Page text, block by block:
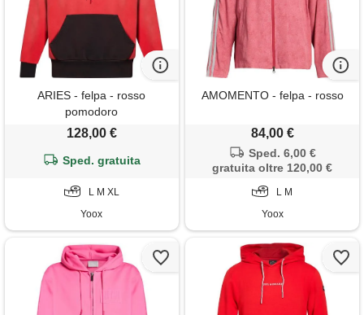
ARIES - felpa - rosso
pomodoro
128,00 €
Sped. gratuita
L M XL
Yoox
AMOMENTO - felpa - rosso
84,00 €
Sped. 6,00 €
gratuita oltre 120,00 €
L M
Yoox